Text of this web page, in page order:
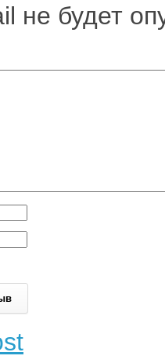
не будет